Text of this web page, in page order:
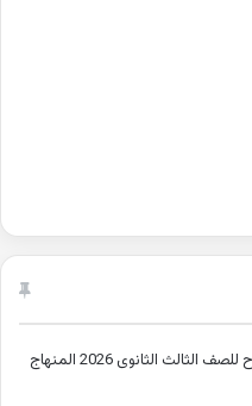
تحميل كتاب الامتحان في الكيمياء جزء الشرح للصف الثالث الثانوى 2026 المنهاج